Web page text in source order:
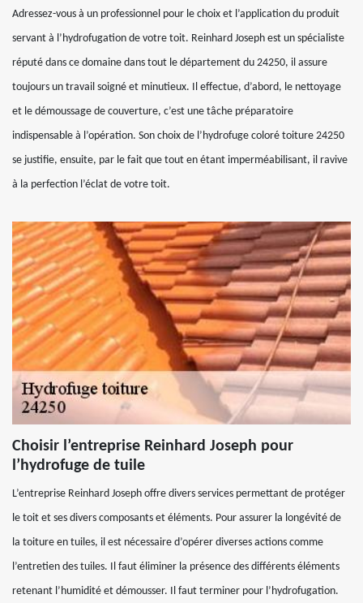
Adressez-vous à un professionnel pour le choix et l’application du produit
servant à l’hydrofugation de votre toit. Reinhard Joseph est un spécialiste
réputé dans ce domaine dans tout le département du 24250, il assure
toujours un travail soigné et minutieux. Il effectue, d’abord, le nettoyage
et le démoussage de couverture, c’est une tâche préparatoire
indispensable à l’opération. Son choix de l’hydrofuge coloré toiture 24250
se justifie, ensuite, par le fait que tout en étant imperméabilisant, il ravive
à la perfection l’éclat de votre toit.
Choisir l’entreprise Reinhard Joseph pour
l’hydrofuge de tuile
L’entreprise Reinhard Joseph offre divers services permettant de protéger
le toit et ses divers composants et éléments. Pour assurer la longévité de
la toiture en tuiles, il est nécessaire d’opérer diverses actions comme
l’entretien des tuiles. Il faut éliminer la présence des différents éléments
retenant l’humidité et démousser. Il faut terminer pour l’hydrofugation.